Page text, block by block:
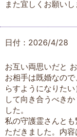
また宜しくお願いし
日付：2026/4/28
お互い両思いだと
お相手は既婚なの
らすようになりた
して向き合うべき
した。
私の守護霊さんと
ただきました。内容